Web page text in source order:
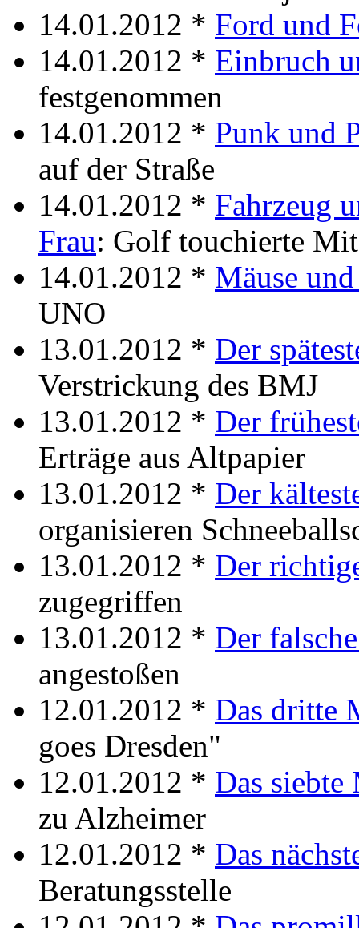
14.01.2012 * Ford und
14.01.2012 * Einbruch
festgenommen
14.01.2012 * Punk und
auf der Straße
14.01.2012 * Fahrzeug
Frau: Golf touchierte
14.01.2012 * Mäuse
UNO
13.01.2012 * Der
Verstrickung des BMJ
13.01.2012 * Der
Erträge aus Altpapier
13.01.2012 * Der
organisieren
13.01.2012 * Der
zugegriffen
13.01.2012 * Der
angestoßen
12.01.2012 * Das dritte
goes Dresden"
12.01.2012 * Das siebte
zu Alzheimer
12.01.2012 * Das
Beratungsstelle